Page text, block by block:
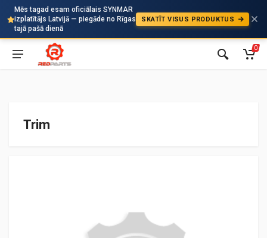
Mēs tagad esam oficiālais SYNMAR
izplatītājs Latvijā — piegāde no Rīgas
tajā pašā dienā
SKATĪT VISUS PRODUKTUS
Auto
0
Trim